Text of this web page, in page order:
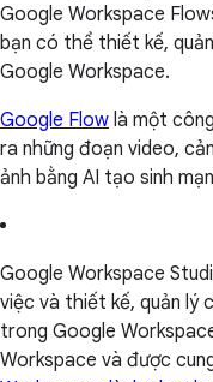
Google Workspace
bạn có thể thiết kế,
Google Workspace.
Google Flow là một
ra những đoạn video,
ảnh bằng AI tạo sinh
Google Workspace
việc và thiết kế, quản lý
trong Google
Workspace và được